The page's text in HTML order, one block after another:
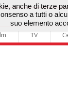
TV
anche di terze
a tutti o
suo elemento